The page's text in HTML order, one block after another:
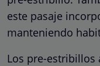
este pasaje
manteniendo
Los pre-estribillos